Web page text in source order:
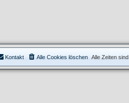
Alle Zeiten sind
Alle Cookies löschen
Kontakt